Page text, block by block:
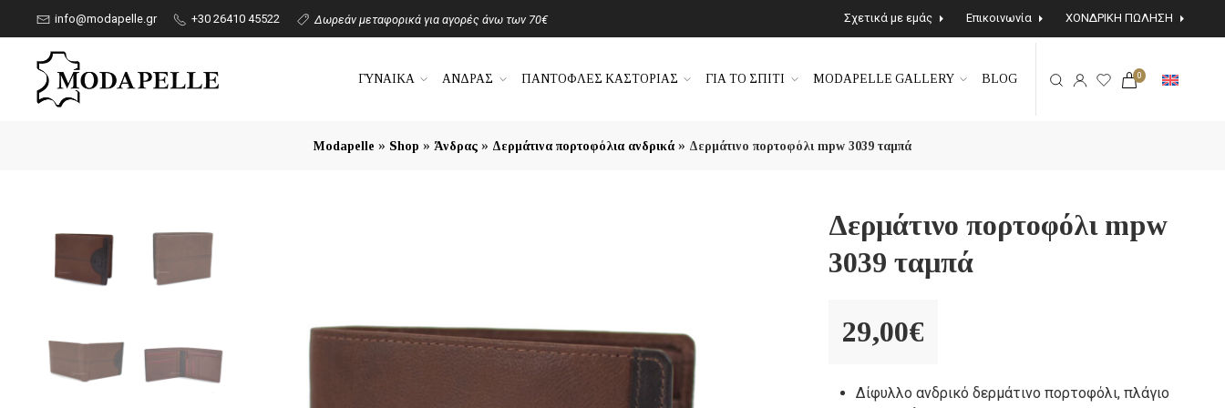
info@modapelle.gr +30 26410 45522 Δωρεάν μεταφορικά για αγορές άνω των 70€ Σχετικά με εμάς Επικοινωνία ΧΟΝΔΡΙΚΗ ΠΩΛΗΣΗ
ΓΥΝΑΙΚΑ ΑΝΔΡΑΣ ΠΑΝΤΟΦΛΕΣ ΚΑΣΤΟΡΙΑΣ ΓΙΑ ΤΟ ΣΠΙΤΙ MODAPELLE GALLERY BLOG 0
Modapelle » Shop » Άνδρας » Δερμάτινα πορτοφόλια ανδρικά » Δερμάτινο πορτοφόλι mpw 3039 ταμπά
Δερμάτινο πορτοφόλι mpw
3039 ταμπά
29,00€
Δίφυλλο ανδρικό δερμάτινο πορτοφόλι, πλάγιο